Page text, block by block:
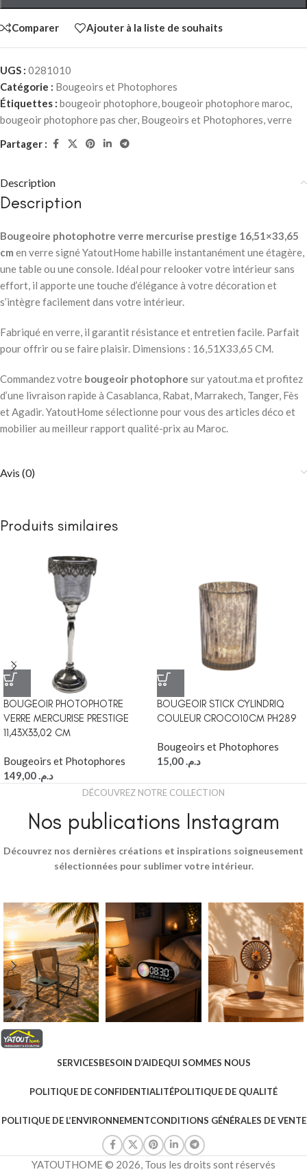
Comparer Ajouter à la liste de souhaits
UGS : 0281010
Catégorie : Bougeoirs et Photophores
Étiquettes : bougeoir photophore,bougeoir photophore maroc,
bougeoir photophore pas cher, Bougeoirs et Photophores,verre
Partager :
Description
Description
Bougeoire photophotre verre mercurise prestige 16,51×33,65
cm en verre signé YatoutHome habille instantanément une étagère,
une table ou une console. Idéal pour relooker votre intérieur sans
effort, il apporte une touche d’élégance à votre décoration et
s’intègre facilement dans votre intérieur.
Fabriqué en verre, il garantit résistance et entretien facile. Parfait
pour offrir ou se faire plaisir. Dimensions : 16,51X33,65 CM.
Commandez votre bougeoir photophore sur yatout.ma et profitez
d’une livraison rapide à Casablanca, Rabat, Marrakech, Tanger, Fès
et Agadir. YatoutHome sélectionne pour vous des articles déco et
mobilier au meilleur rapport qualité-prix au Maroc.
Avis (0)
Produits similaires
BOUGEOIR PHOTOPHOTRE
VERRE MERCURISE PRESTIGE
11,43X33,02 CM
Bougeoirs et Photophores
د.م.
BOUGEOIR STICK CYLINDRIQ
COULEUR CROCO10CM PH289
Bougeoirs et Photophores
د.م.
DÉCOUVREZ NOTRE COLLECTION
Nos publications Instagram
Découvrez nos dernières créations et inspirations soigneusement
sélectionnées pour sublimer votre intérieur.
SERVICESBESOIN D’AIDEQUI SOMMES NOUS
POLITIQUE DE CONFIDENTIALITÉPOLITIQUE DE QUALITÉ
POLITIQUE DE L’ENVIRONNEMENTCONDITIONS GÉNÉRALES DE VENTE
YATOUTHOME © 2026, Tous les droits sont réservés